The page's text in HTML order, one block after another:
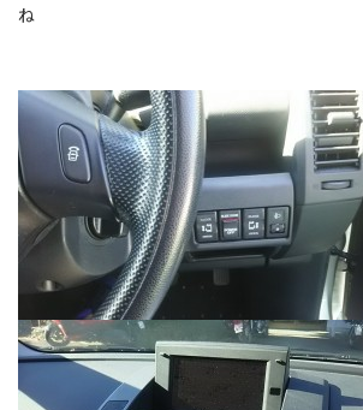
ね